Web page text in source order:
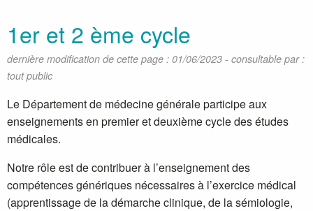
1er et 2 ème cycle
dernière modification de cette page : 01/06/2023 - consultable par :
tout public
Le Département de médecine générale participe aux
enseignements en premier et deuxième cycle des études
médicales.
Notre rôle est de contribuer à l’enseignement des
compétences génériques nécessaires à l’exercice médical
(apprentissage de la démarche clinique, de la sémiologie,